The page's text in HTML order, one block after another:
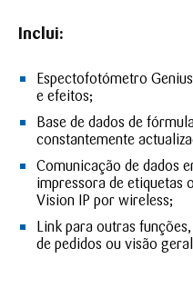
Inclui:
Espectofotómetro
e efeitos;
Base de dados de
constantemente
Comunicação de dados
impressora de etiquetas
Vision IP por wireless;
Link para outras
de pedidos ou visão